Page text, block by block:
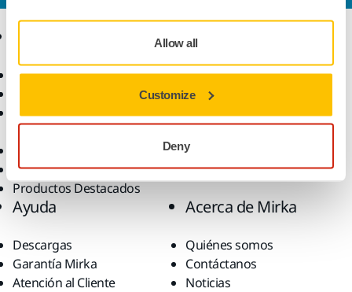
Allow all
Customize
Deny
Máquinas
Abrasivos y Pastas de
Pulido
Superabrasivos
Productos Destacados
Sectores y
Sectores
Aplicaciones
Ayuda
Descargas
Garantía Mirka
Atención al Cliente
Acerca de Mirka
Quiénes somos
Contáctanos
Noticias